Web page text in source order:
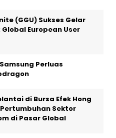
(GGU) Sukses Gelar
European User
Perluas
di Bursa Efek Hong
Sektor
di Pasar Global